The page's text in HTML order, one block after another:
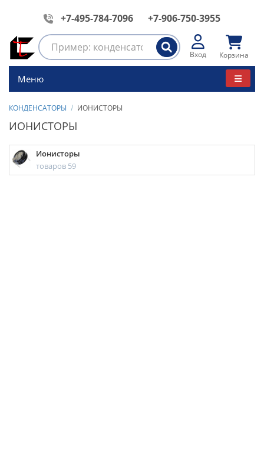
+7-495-784-7096 +7-906-750-3955
Вход Корзина
Меню
КОНДЕНСАТОРЫ ИОНИСТОРЫ
ИОНИСТОРЫ
Ионисторы
товаров 59